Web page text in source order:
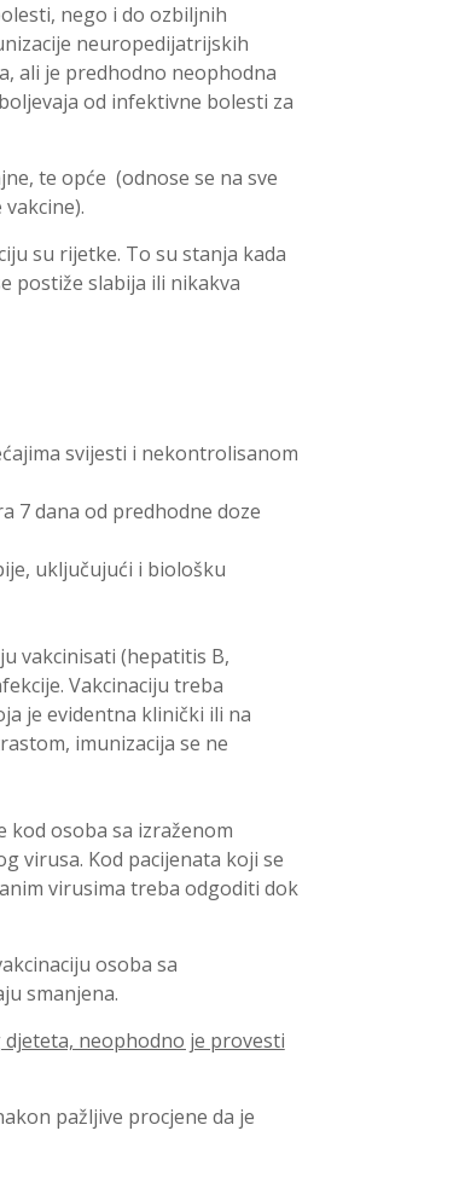
nego i do ozbiljnih
neuropedijatrijskih
ali je predhodno neophodna
od infektivne bolesti za
te opće (odnose se na sve
su rijetke. To su stanja kada
postiže slabija ili nikakva
svijesti i nekontrolisanom
7 dana od predhodne doze
uključujući i biološku
vakcinisati (hepatitis B,
Vakcinaciju treba
je evidentna klinički ili na
imunizacija se ne
kod osoba sa izraženom
virusa. Kod pacijenata koji se
virusima treba odgoditi dok
osoba sa
smanjena.
neophodno je provesti
pažljive procjene da je